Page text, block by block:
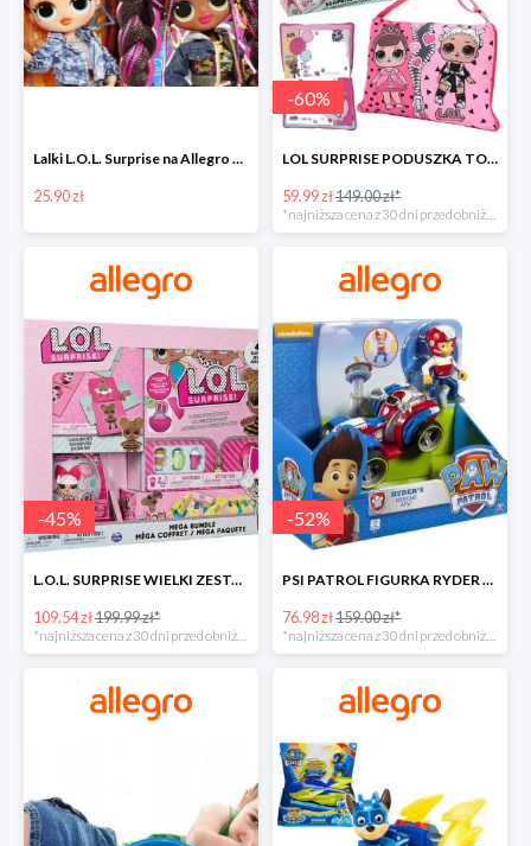
Lalki L.O.L. Surprise na Allegro w super cenach od 25,90 zł
25.90 zł
-60%
LOL SURPRISE PODUSZKA TOREBKA SEKRETNY SCHOWEK MP3 -59%
59.99 zł149.00 zł*
*najniższa cena z 30 dni przed obniżką
-45%
L.O.L. SURPRISE WIELKI ZESTAW NIESPODZIANKA 4 GRY -45%
109.54 zł199.99 zł*
-52%
PSI PATROL FIGURKA RYDER + QUAD POJAZD RATUNKOWY -51%
76.98 zł159.00 zł*